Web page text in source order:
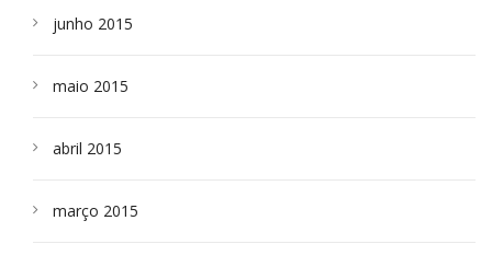
junho 2015
maio 2015
abril 2015
março 2015